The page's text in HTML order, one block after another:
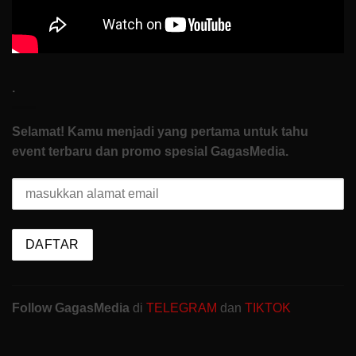
.
Selamat! Kamu menjadi yang pertama untuk tahu
event terbaru dan promo spesial GagasMedia.
Follow GagasMedia di TELEGRAM dan TIKTOK